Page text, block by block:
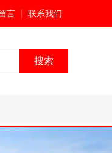
言 联系我们